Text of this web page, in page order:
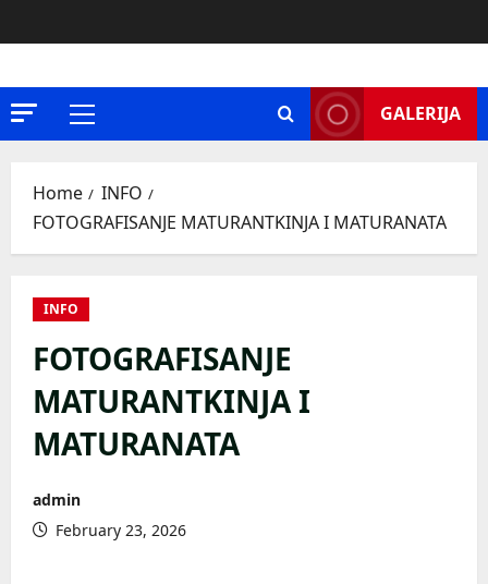
to
Primary
GALERIJA
Home
INFO
FOTOGRAFISANJE MATURANTKINJA I MATURANATA
INFO
FOTOGRAFISANJE
MATURANTKINJA I
MATURANATA
admin
February 23, 2026